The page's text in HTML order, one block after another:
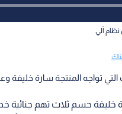
آلي
تواجه المنتجة سارة خليفة
خليفة حسم ثلاث تهم